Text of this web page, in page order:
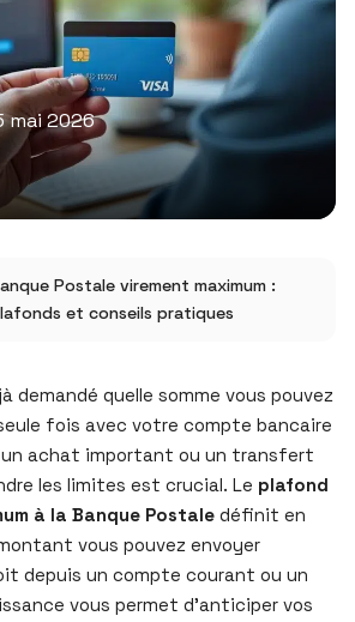
mai 2026
Postale virement maximum :
et conseils pratiques
demandé quelle somme vous pouvez
fois avec votre compte bancaire
un achat important ou un transfert
les limites est crucial. Le plafond
à la Banque Postale définit en
vous pouvez envoyer
depuis un compte courant ou un
vous permet d’anticiper vos